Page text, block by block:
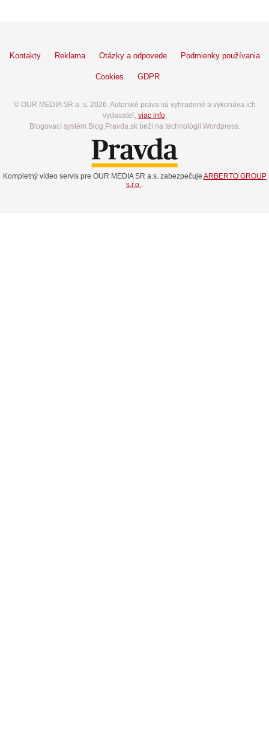
Kontakty Reklama Otázky a odpovede Podmienky používania
Cookies GDPR
© OUR MEDIA SR a. s. 2026. Autorské práva sú vyhradené a vykonáva ich
vydavateľ, viac info.
Blogovací systém Blog.Pravda.sk beží na technológií Wordpress.
Kompletný video servis pre OUR MEDIA SR a.s. zabezpečuje ARBERTO GROUP
s.r.o..